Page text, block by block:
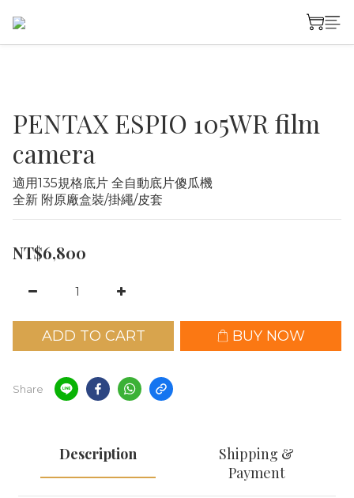
PENTAX ESPIO 105WR film
camera
適用135規格底片 全自動底片傻瓜機
全新 附原廠盒裝/掛繩/皮套
NT$6,800
ADD TO CART BUY NOW
Share
Description
Shipping &
Payment